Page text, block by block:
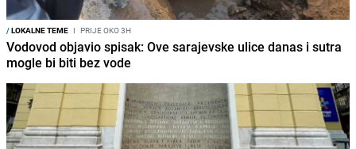
/LOKALNE TEME I PRIJE OKO 3H
Vodovod objavio spisak: Ove sarajevske ulice danas i sutra
mogle bi biti bez vode